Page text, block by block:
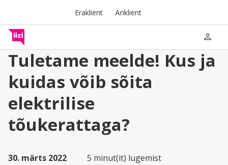
Eraklient Äriklient
person
Tuletame meelde! Kus ja
kuidas võib sõita
elektrilise
tõukerattaga?
30. märts 2022 5 minut(it) lugemist